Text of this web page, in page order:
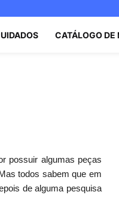
CATÁLOGO DE
possuir algumas peças
todos sabem que em
de alguma pesquisa